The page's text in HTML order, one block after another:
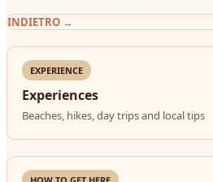
INDIETRO →
EXPERIENCE
Experiences
Beaches, hikes, day trips and local tips